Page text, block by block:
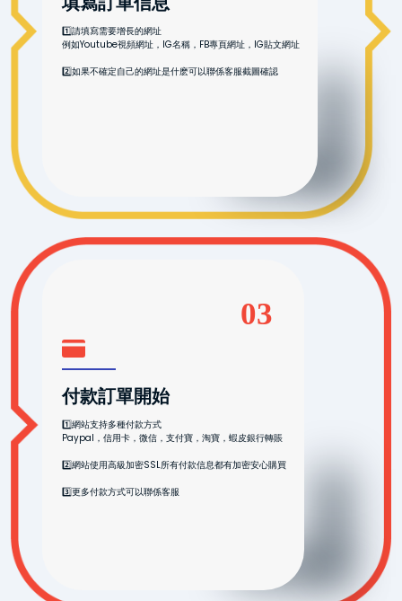
1️⃣請填寫需要增長的網址
例如Youtube視頻網址，IG名稱，FB專頁網址，IG貼文網址
2️⃣如果不確定自己的網址是什麽可以聯係客服截圖確認
03
付款訂單開始
1️⃣網站支持多種付款方式
Paypal，信用卡，微信，支付寶，淘寶，蝦皮銀行轉賬
2️⃣網站使用高級加密SSL所有付款信息都有加密安心購買
3️⃣更多付款方式可以聯係客服